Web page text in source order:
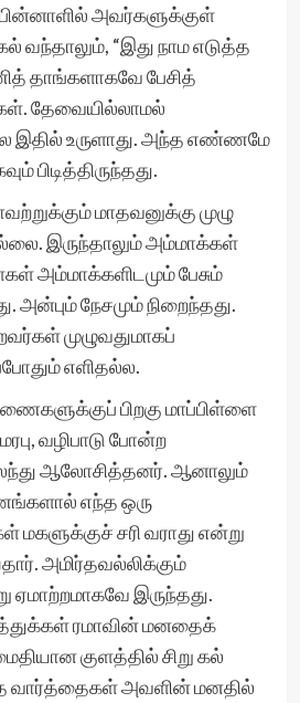
அவர்களுக்குள்
வந்தாலும், “இது நாம எடுத்த
தாங்களாகவே பேசித்
தேவையில்லாமல்
இதில் உருளாது. அந்த எண்ணமே
பிடித்திருந்தது.
மாதவனுக்கு முழு
இருந்தாலும் அம்மாக்கள்
அம்மாக்களிடமும் பேசும்
அன்பும் நேசமும் நிறைந்தது.
முழுவதுமாகப்
எளிதல்ல.
பிறகு மாப்பிள்ளை
வழிபாடு போன்ற
ஆலோசித்தனர். ஆனாலும்
எந்த ஒரு
மகளுக்குச் சரி வராது என்று
அமிர்தவல்லிக்கும்
ஏமாற்றமாகவே இருந்தது.
ரமாவின் மனதைக்
குளத்தில் சிறு கல்
வார்த்தைகள் அவளின் மனதில்